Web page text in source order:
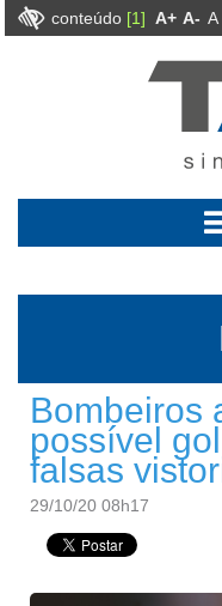
conteúdo [1] A+ A- A
Bombeiros
possível
falsas
29/10/20 08h17